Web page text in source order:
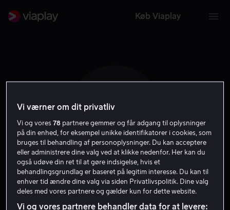
Køb Viaplay
Y M
Yahya Mahayni
Vi værner om dit privatliv
Vi og vores78 partnere gemmer og får adgang til oplysninger
på din enhed, for eksempel unikke identifikatorer i cookies, som
bruges til behandling af personoplysninger. Du kan acceptere
eller administrere dine valg ved at klikke nedenfor. Her kan du
også udøve din ret til at gøre indsigelse, hvis et
behandlingsgrundlag er baseret på legitim interesse. Du kan til
enhver tid ændre dine valg via siden Privatlivspolitik. Dine valg
deles med vores partnere og gælder kun for dette website.
Vi og vores partnere behandler data for at levere: